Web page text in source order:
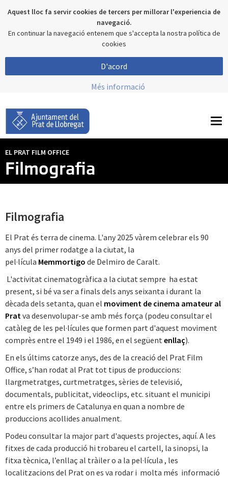
Aquest lloc fa servir cookies de tercers per millorar l'experiencia de
navegació.
En continuar la navegació entenem que s'accepta la nostra política de
cookies
D'acord
Més informació
EL PRAT FILM OFFICE
Filmografia
Filmografia
El Prat és terra de cinema. L'any 2025 vàrem celebrar els 90
anys del primer rodatge a la ciutat, la
pel·lícula Memmortigo de Delmiro de Caralt.
L'activitat cinematogràfica a la ciutat sempre ha estat
present, si bé va ser a finals dels anys seixanta i durant la
dècada dels setanta, quan el moviment de cinema amateur al
Pratva desenvolupar-se amb més força (podeu consultar el
catàleg de les pel·lícules que formen part d'aquest moviment
comprès entre el 1949 i el 1986, en el següentenllaç).
En els últims catorze anys, des de la creació del Prat Film
Office, s’han rodat al Prat tot tipus de produccions:
llargmetratges, curtmetratges, sèries de televisió,
documentals, publicitat, videoclips, etc. situant el municipi
entre els primers de Catalunya en quan a nombre de
produccions acollides anualment.
Podeu consultar la major part d'aquests projectes, aquí. A les
fitxes de cada producció hi trobareu el cartell, la sinopsi, la
fitxa tècnica, l’enllaç al tràiler o a la pel·lícula , les
localitzacions del Prat on es va rodar i molta més informació